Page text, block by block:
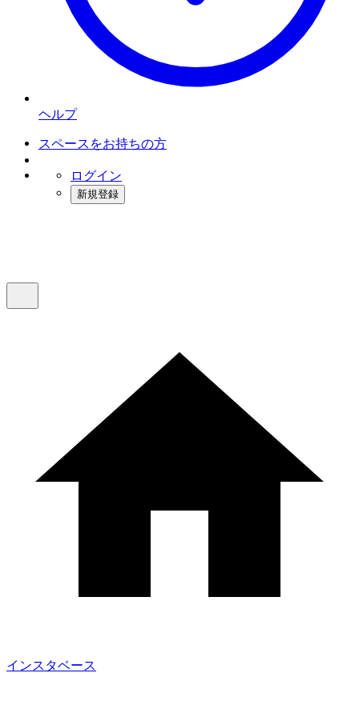
ヘルプ
スペースをお持ちの方
ログイン
新規登録
インスタベース